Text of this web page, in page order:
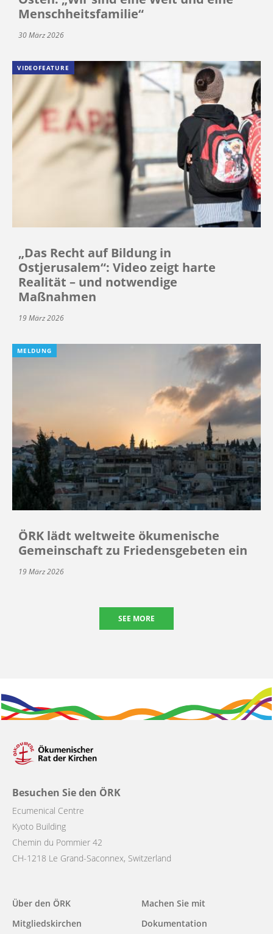
Menschheitsfamilie“
30 März 2026
VIDEOFEATURE
„Das Recht auf Bildung in
Ostjerusalem“: Video zeigt harte
Realität – und notwendige
Maßnahmen
19 März 2026
MELDUNG
ÖRK lädt weltweite ökumenische
Gemeinschaft zu Friedensgebeten ein
19 März 2026
SEE MORE
Besuchen Sie den ÖRK
Ecumenical Centre
Kyoto Building
Chemin du Pommier 42
CH-1218 Le Grand-Saconnex, Switzerland
Main
navigation
Über den ÖRK
Mitgliedskirchen
Machen Sie mit
Dokumentation